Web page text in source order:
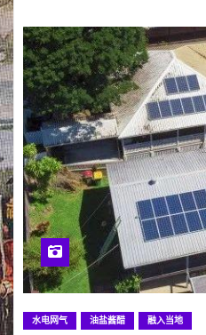
水电网气 油盐酱醋 融入当地